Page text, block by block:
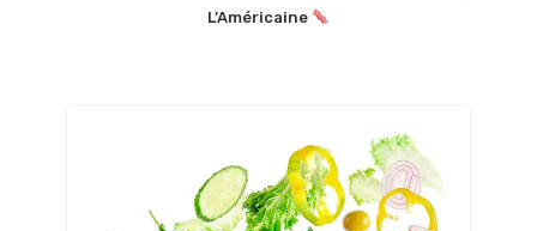
L’Américaine